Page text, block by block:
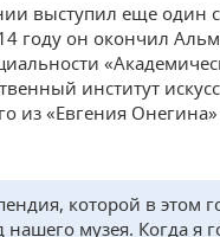
выступил еще один
году он окончил
институт
из «Евгения
которой в этом
музея. Когда я